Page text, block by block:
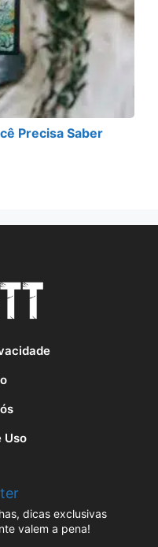
Precisa Saber
Uso
dicas exclusivas
valem a pena!